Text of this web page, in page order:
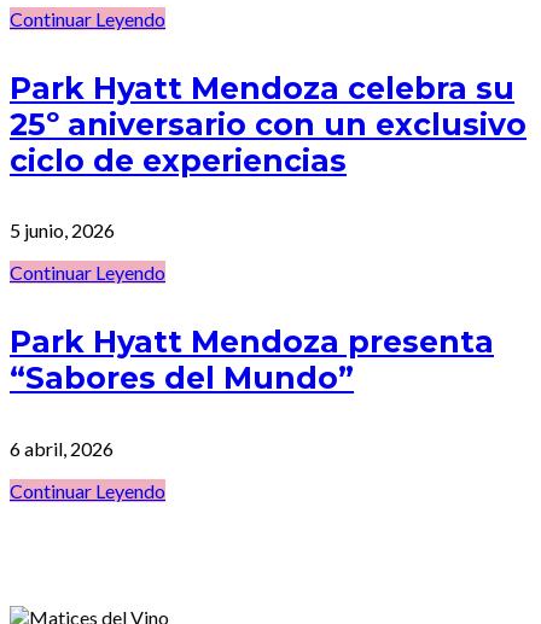
Continuar Leyendo
Park Hyatt Mendoza celebra su
25º aniversario con un exclusivo
ciclo de experiencias
5 junio, 2026
Continuar Leyendo
Park Hyatt Mendoza presenta
“Sabores del Mundo”
6 abril, 2026
Continuar Leyendo